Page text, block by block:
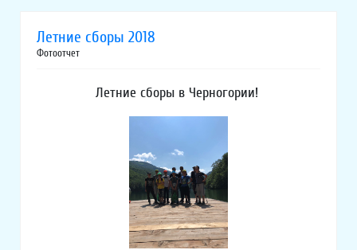
Летние сборы 2018
Фотоотчет
Летние сборы в Черногории!